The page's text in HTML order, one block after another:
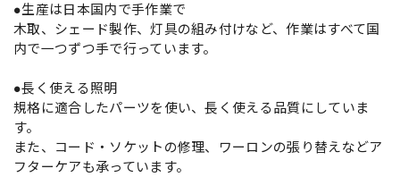
●生産は日本国内で手作業で
木取、シェード製作、灯具の組み付けなど、作業はすべて国
内で一つずつ手で行っています。
●長く使える照明
規格に適合したパーツを使い、長く使える品質にしていま
す。
また、コード・ソケットの修理、ワーロンの張り替えなどア
フターケアも承っています。